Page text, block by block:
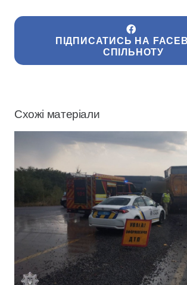
ПІДПИСАТИСЬ НА
СПІЛЬНОТУ
Схожі матеріали